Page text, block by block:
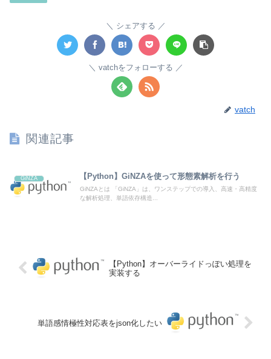
シェアする
vatchをフォローする
vatch
関連記事
GiNZA 【Python】GiNZAを使って形態素解析を行う
GiNZAとは 「GiNZA」は、ワンステップでの導入、高速・高精度
な解析処理、単語依存構造...
【Python】オーバーライドっぽい処理を
実装する
単語感情極性対応表をjson化したい